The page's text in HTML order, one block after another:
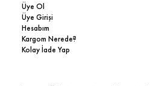
Üye Ol
Üye Girişi
Hesabım
Kargom Nerede?
Kolay İade Yap